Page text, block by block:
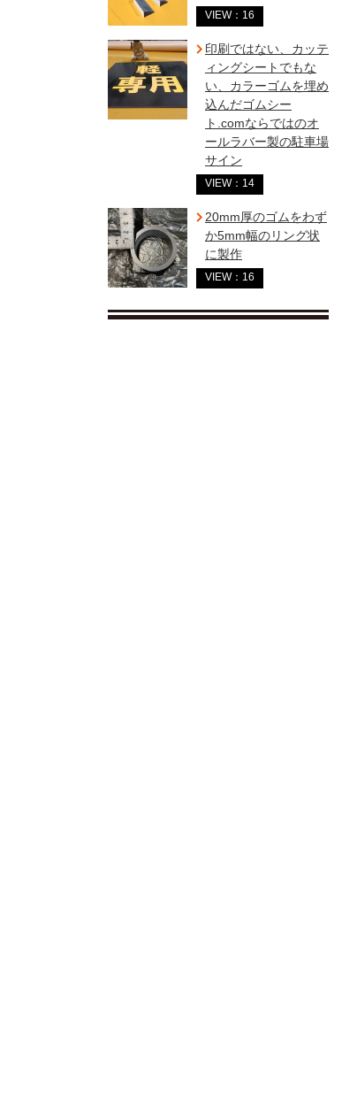
VIEW：16
印刷ではない、カッテ
ィングシートでもな
い、カラーゴムを埋め
込んだゴムシー
ト.comならではのオ
ールラバー製の駐車場
サイン
VIEW：14
20mm厚のゴムをわず
か5mm幅のリング状
に製作
VIEW：16